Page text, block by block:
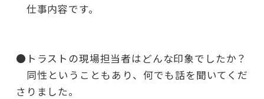
仕事内容です。
●トラストの現場担当者はどんな印象でしたか？
同性ということもあり、何でも話を聞いてくだ
さりました。